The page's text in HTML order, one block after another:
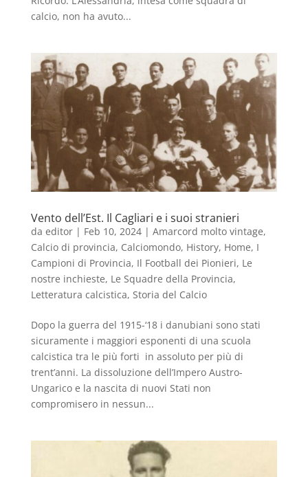
calcio, non ha avuto...
Vento dell’Est. Il Cagliari e i suoi stranieri
da editor| Feb 10, 2024| Amarcord molto vintage,
Calcio di provincia, Calciomondo, History, Home, I
Campioni di Provincia, Il Football dei Pionieri, Le
nostre inchieste, Le Squadre della Provincia,
Letteratura calcistica, Storia del Calcio
Dopo la guerra del 1915-‘18 i danubiani sono stati
sicuramente i maggiori esponenti di una scuola
calcistica tra le più forti in assoluto per più di
trent’anni. La dissoluzione dell’Impero Austro-
Ungarico e la nascita di nuovi Stati non
compromisero in nessun...